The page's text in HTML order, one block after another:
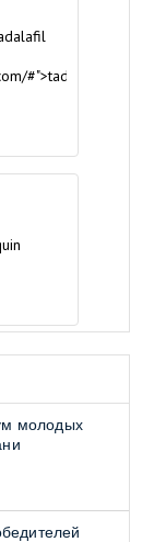
#">tadalafil
молодых